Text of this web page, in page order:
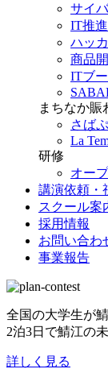
サイ
IT推
ハッ
商品
ITブ
まちなか賑
さば
La
研修
オー
講演依頼・
スクール案
採用情報
お問い合わ
事業報告
全国の大学生が
2泊3日で鯖江の
詳しく見る